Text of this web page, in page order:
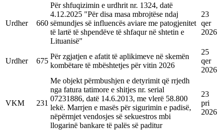
Urdher 660
Për shfuqizimin e urdhrit nr. 1324, datë
4.12.2025 "Për disa masa mbrojtëse ndaj
sëmundjes së influencës aviare me patogjenitet
të lartë të shpendëve të shfaqur në shtetin e
Lituanisë"
23
qer
2026
Urdher 675
Për zgjatjen e afatit të aplikimeve në skemën
kombëtare të mbështetjes për vitin 2026
25
qer
2026
VKM 231
Me objekt përmbushjen e detyrimit që rrjedh
nga fatura tatimore e shitjes nr. serial
07231886, datë 14.6.2013, me vlerë 58.800
lekë. Marrjen e masës për sigurimin e padisë,
nëpërmjet vendosjes së sekuestros mbi
llogarinë bankare të palës së paditur
23
pri
2026